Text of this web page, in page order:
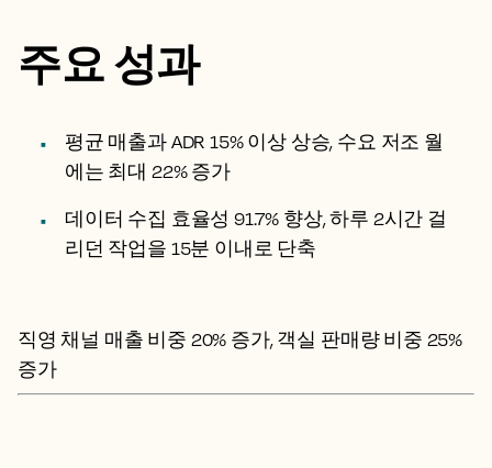
주요 성과
평균 매출과 ADR 15% 이상 상승, 수요 저조 월
에는 최대 22% 증가
데이터 수집 효율성 91.7% 향상, 하루 2시간 걸
리던 작업을 15분 이내로 단축
직영 채널 매출 비중 20% 증가, 객실 판매량 비중 25%
증가